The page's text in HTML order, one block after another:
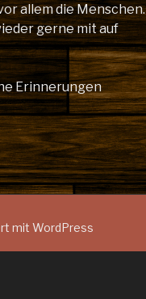
allem die Menschen.
gerne mit auf
Erinnerungen
mit WordPress